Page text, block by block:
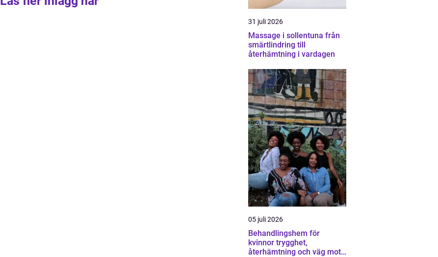
31 juli 2026
Massage i sollentuna från
smärtlindring till
återhämtning i vardagen
05 juli 2026
Behandlingshem för
kvinnor trygghet,
återhämtning och väg mot